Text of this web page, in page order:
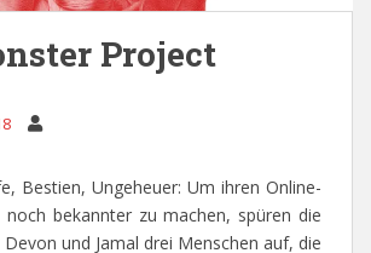
Project
Bestien, Ungeheuer: Um ihren Online-
noch bekannter zu machen, spüren die
und Jamal drei Menschen auf, die